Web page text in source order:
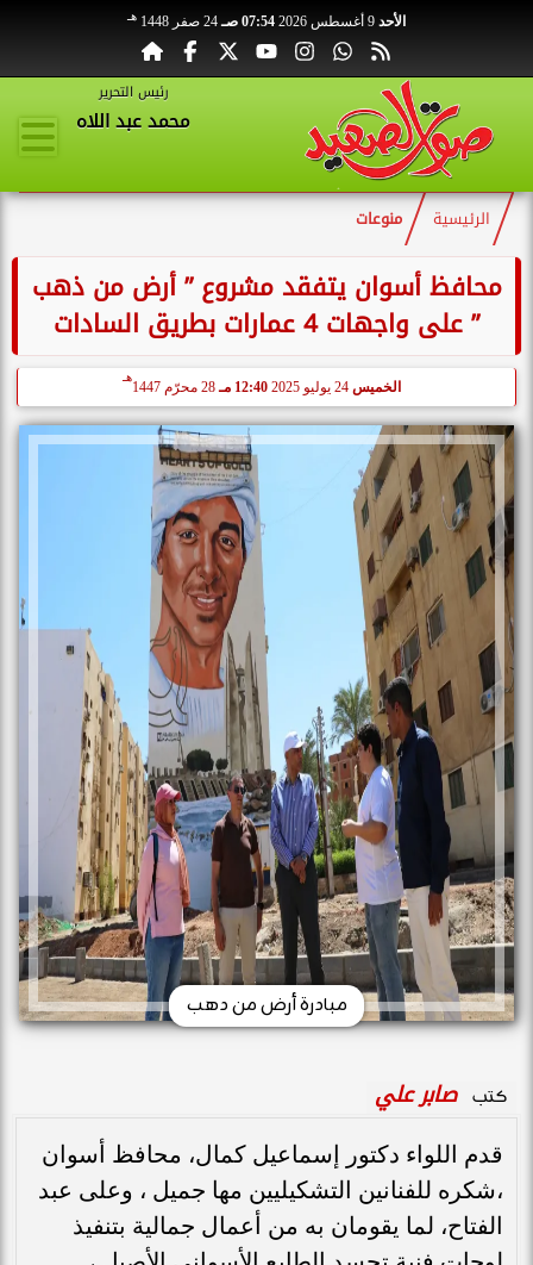
الأحد 07:54 صـ 24 صفر 1448 هـ
رئيس التحرير
محمد عبد اللاه
الرئيسية منوعات
محافظ أسوان يتفقد مشروع ” أرض من ذهب
” على واجهات 4 عمارات بطريق السادات
الخميس 12:40 مـ 28 محرّم 1447
هـ
مبادرة أرض من دهب
كتب صابر علي
قدم اللواء دكتور إسماعيل كمال، محافظ أسوان
،شكره للفنانين التشكيليين مها جميل ، وعلى عبد
الفتاح، لما يقومان به من أعمال جمالية بتنفيذ